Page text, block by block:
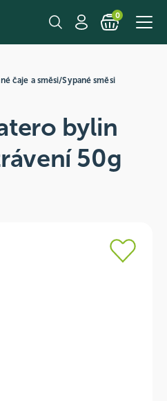
0
čaje a směsi/Sypané směsi
bylin
50g